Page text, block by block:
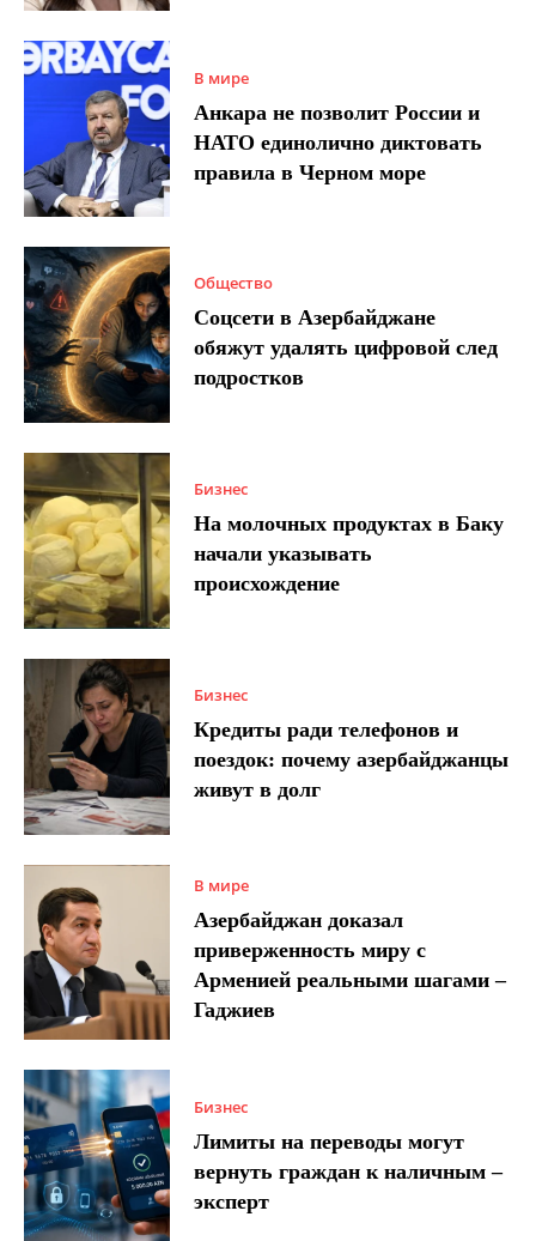
В мире
Анкара не позволит России и
НАТО единолично диктовать
правила в Черном море
Общество
Соцсети в Азербайджане
обяжут удалять цифровой след
подростков
Бизнес
На молочных продуктах в Баку
начали указывать
происхождение
Бизнес
Кредиты ради телефонов и
поездок: почему азербайджанцы
живут в долг
В мире
Азербайджан доказал
приверженность миру с
Арменией реальными шагами –
Гаджиев
Бизнес
Лимиты на переводы могут
вернуть граждан к наличным –
эксперт